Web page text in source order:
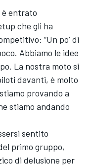
è entrato
che gli ha
“Un po’ di
Abbiamo le idee
La nostra moto si
davanti, è molto
provando a
stiamo andando
sentito
primo gruppo,
di delusione per